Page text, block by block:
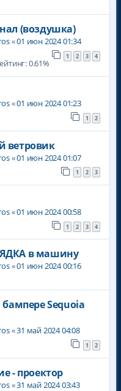
(воздушка)
«01 июн 2024 01:34
1 2 3 4
0.61%
«01 июн 2024 01:23
1 2
ветровик
«01 июн 2024 01:07
1 2 3
«01 июн 2024 00:58
1 2 3 4
в машину
«01 июн 2024 00:16
Sequoia
«31 май 2024 04:08
1 2
- проектор
«31 май 2024 03:43